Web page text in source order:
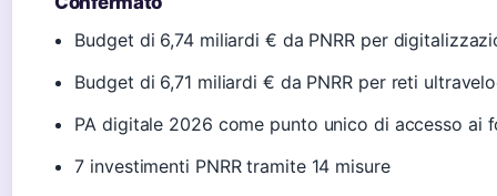
Budget di 6,74 miliardi € da PNRR per
Budget di 6,71 miliardi € da PNRR per reti
PA digitale 2026 come punto unico di accesso ai
7 investimenti PNRR tramite 14 misure